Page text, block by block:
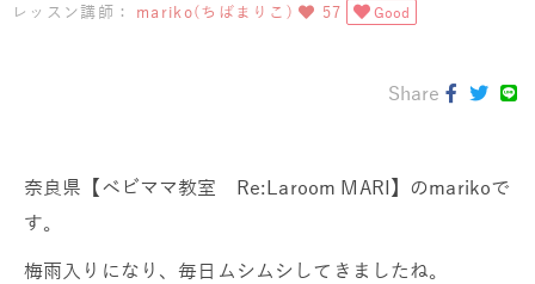
レッスン講師： mariko(ちばまりこ) 57 Good
Share
奈良県【ベビママ教室 Re:Laroom MARI】のmarikoで
す。
梅雨入りになり、毎日ムシムシしてきましたね。